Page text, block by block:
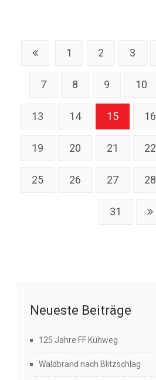
1 2 3
7 8 9 10
13 14 15 16
19 20 21 22
25 26 27 28
31
Neueste Beiträge
125 Jahre FF Kühweg
Waldbrand nach Blitzschlag